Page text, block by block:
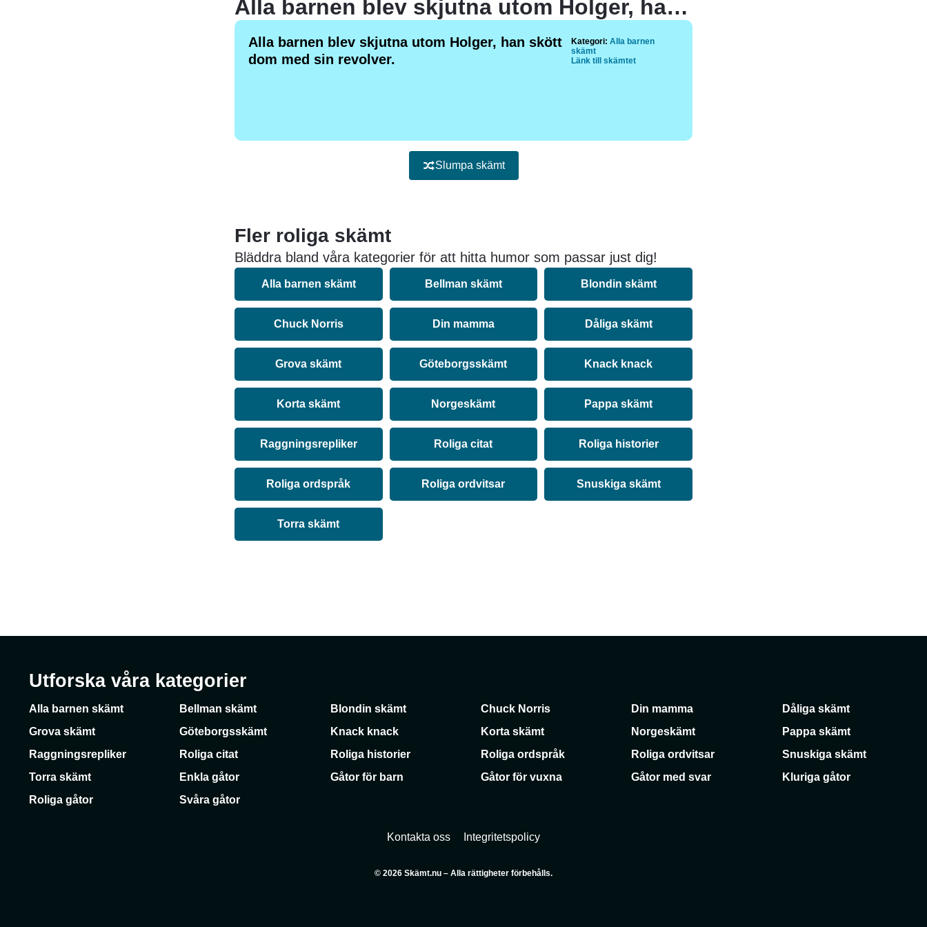
Alla barnen blev skjutna utom Holger, han skött dom med sin revolver.
Alla barnen blev skjutna utom Holger, han skött
dom med sin revolver.
Kategori: Alla barnen
skämt
Länk till skämtet
Slumpa skämt
Fler roliga skämt
Bläddra bland våra kategorier för att hitta humor som passar just dig!
Alla barnen skämt Bellman skämt Blondin skämt
Chuck Norris Din mamma Dåliga skämt
Grova skämt Göteborgsskämt Knack knack
Korta skämt Norgeskämt Pappa skämt
Raggningsrepliker Roliga citat Roliga historier
Roliga ordspråk Roliga ordvitsar Snuskiga skämt
Torra skämt
Utforska våra kategorier
Alla barnen skämt Bellman skämt Blondin skämt Chuck Norris Din mamma
Dåliga skämt
Grova skämt
Göteborgsskämt Knack knack Korta skämt Norgeskämt
Pappa skämt
Raggningsrepliker
Roliga citat Roliga historier Roliga ordspråk Roliga ordvitsar
Snuskiga skämt
Torra skämt
Enkla gåtor Gåtor för barn Gåtor för vuxna Gåtor med svar
Kluriga gåtor
Roliga gåtor
Svåra gåtor
Kontakta oss Integritetspolicy
© 2026 Skämt.nu – Alla rättigheter förbehålls.